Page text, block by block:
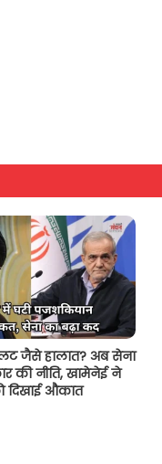
जैसे हालात? अब सेना
की नीति, खामेनेई ने
दिखाई औकात